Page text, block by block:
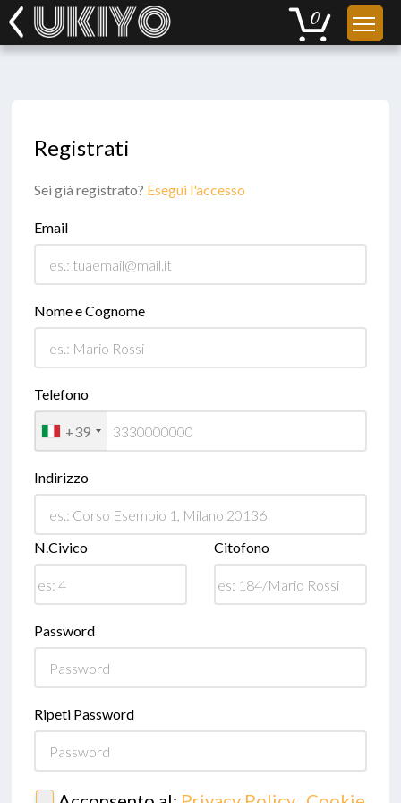
Registrati
Sei già registrato? Esegui l'accesso
Email
Nome e Cognome
Telefono
+39
Indirizzo
N.Civico Citofono
Password
Ripeti Password